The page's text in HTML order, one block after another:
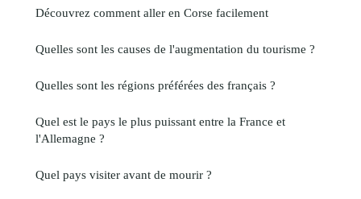
Découvrez comment aller en Corse facilement
Quelles sont les causes de l'augmentation du tourisme ?
Quelles sont les régions préférées des français ?
Quel est le pays le plus puissant entre la France et
l'Allemagne ?
Quel pays visiter avant de mourir ?